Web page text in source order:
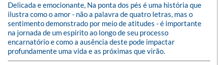
Delicada e emocionante, Na ponta dos pés é uma história que
ilustra como o amor - não a palavra de quatro letras, mas o
sentimento demonstrado por meio de atitudes - é importante
na jornada de um espírito ao longo de seu processo
encarnatório e como a ausência deste pode impactar
profundamente uma vida e as próximas que virão.